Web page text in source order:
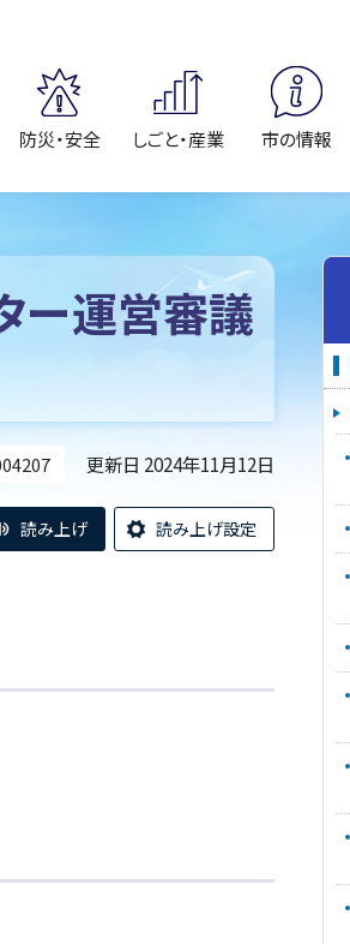
防災・安全 しごと・産業 市の情報
ー運営審議
更新日 2024年11月12日
読み上げ 読み上げ設定